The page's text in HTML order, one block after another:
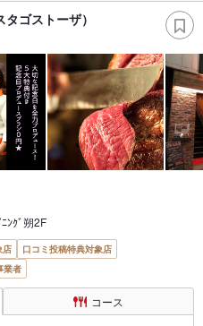
ゴストーザ）
ﾝｸﾞ朔2F
店
口コミ投稿特典対象店
業者
コース